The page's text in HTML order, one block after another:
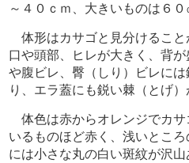
～４０ｃｍ、大きいものは６
体形はカサゴと見分けること
口や頭部、ヒレが大きく、背
や腹ビレ、臀（しり）ビレに
り、エラ蓋にも鋭い棘（とげ）
体色は赤からオレンジでカサ
いるものほど赤く、浅いとこ
には小さな丸の白い斑紋が沢